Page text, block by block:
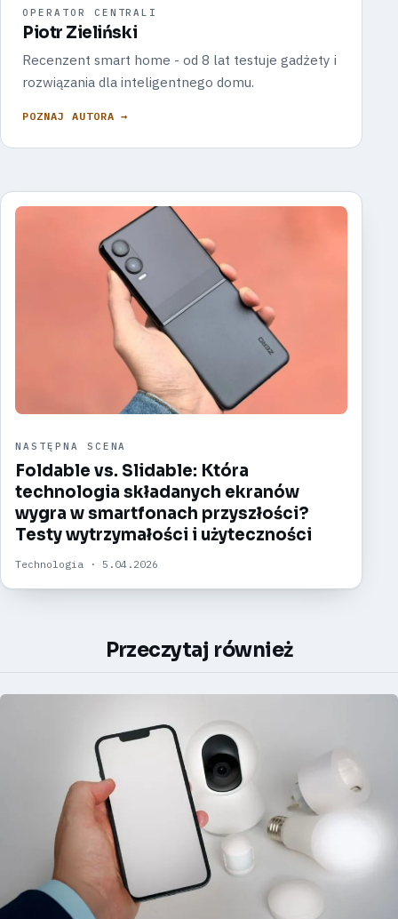
OPERATOR CENTRALI
Piotr Zieliński
Recenzent smart home - od 8 lat testuje gadżety i
rozwiązania dla inteligentnego domu.
POZNAJ AUTORA →
NASTĘPNA SCENA
Foldable vs. Slidable: Która
technologia składanych ekranów
wygra w smartfonach przyszłości?
Testy wytrzymałości i użyteczności
Technologia · 5.04.2026
Przeczytaj również